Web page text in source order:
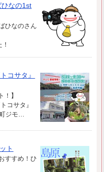
なの1st
ひなのさん
コサタ』
！】
コサタ』
ジモ…
ト
すすめ！ひ